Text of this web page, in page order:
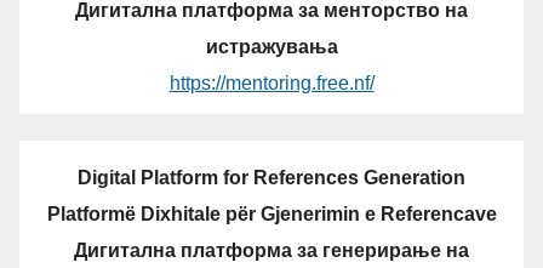
Дигитална платформа за менторство на
истражувања
https://mentoring.free.nf/
Digital Platform for References Generation
Platformë Dixhitale për Gjenerimin e Referencave
Дигитална платформа за генерирање на